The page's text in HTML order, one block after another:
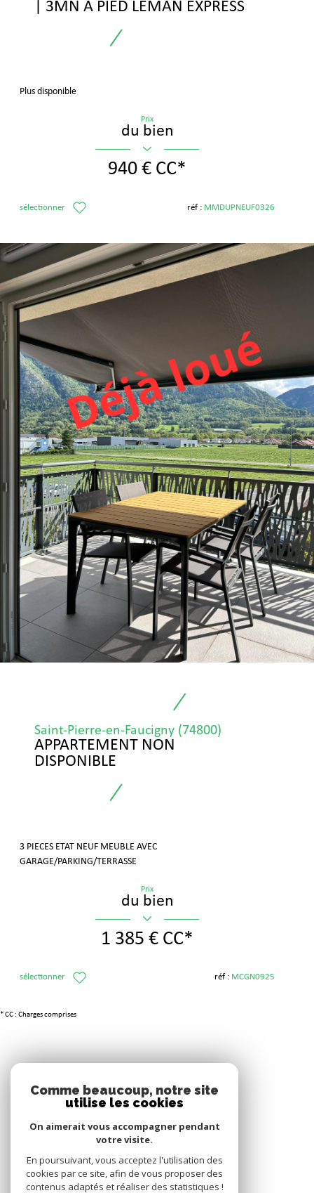
| 3MN A PIED LEMAN EXPRESS
Plus disponible
Prix
du bien
940 € CC*
sélectionner réf : MMDUPNEUF0326
Saint-Pierre-en-Faucigny (74800)
APPARTEMENT NON
DISPONIBLE
3 PIECES ETAT NEUF MEUBLE AVEC
GARAGE/PARKING/TERRASSE
Prix
du bien
1 385 € CC*
sélectionner réf : MCGN0925
* CC : Charges comprises
Adhérents
Comme beaucoup, notre site
utilise les cookies
On aimerait vous accompagner pendant
votre visite.
En poursuivant, vous acceptez l'utilisation des
cookies par ce site, afin de vous proposer des
contenus adaptés et réaliser des statistiques !